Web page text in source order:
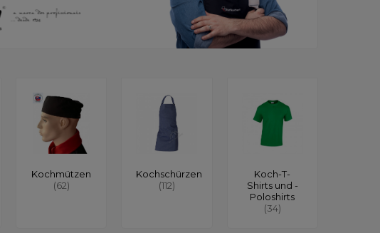
Kochmützen
(62)
Kochschürzen
(112)
Koch-T-
Shirts und -
Poloshirts
(34)